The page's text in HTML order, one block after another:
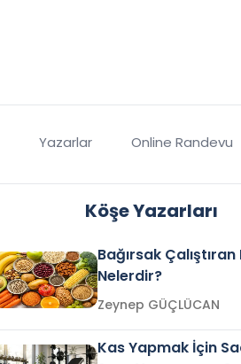
Yazarlar Online Randevu
Köşe Yazarları
Bağırsak
Nelerdir?
Zeynep GÜÇLÜCAN
Kas Yapmak İçin